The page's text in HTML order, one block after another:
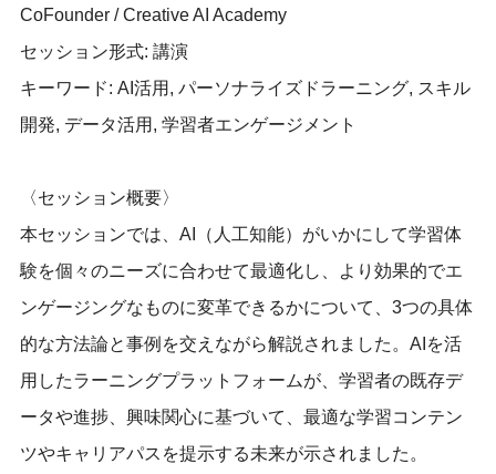
CoFounder / Creative AI Academy
セッション形式: 講演
キーワード: AI活用, パーソナライズドラーニング, スキル
開発, データ活用, 学習者エンゲージメント
〈セッション概要〉
本セッションでは、AI（人工知能）がいかにして学習体
験を個々のニーズに合わせて最適化し、より効果的でエ
ンゲージングなものに変革できるかについて、3つの具体
的な方法論と事例を交えながら解説されました。AIを活
用したラーニングプラットフォームが、学習者の既存デ
ータや進捗、興味関心に基づいて、最適な学習コンテン
ツやキャリアパスを提示する未来が示されました。